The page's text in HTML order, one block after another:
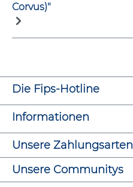
Corvus)"
Die Fips-Hotline
Informationen
Unsere Zahlungsarten
Unsere Communitys